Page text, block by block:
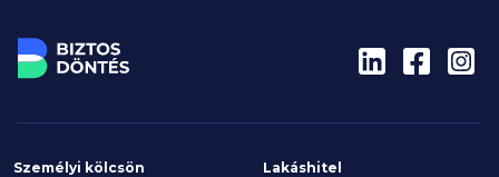
Személyi kölcsön Lakáshitel